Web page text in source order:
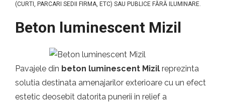
(CURTI, PARCARI SEDII FIRMA, ETC) SAU PUBLICE FĂRĂ ILUMINARE.
Beton luminescent Mizil
Pavajele din beton luminescent Mizil reprezinta
solutia destinata amenajarilor exterioare cu un efect
estetic deosebit datorita punerii in relief a